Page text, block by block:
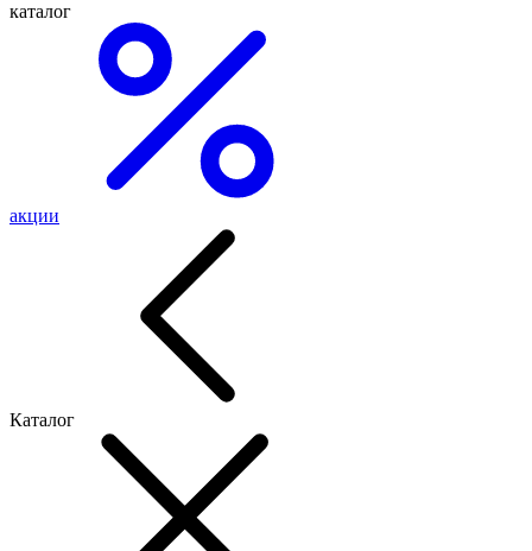
каталог
акции
Каталог